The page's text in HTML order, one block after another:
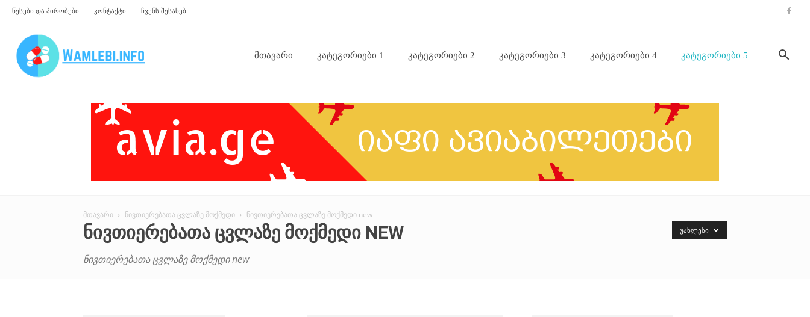
წესები და პირობები კონტაქტი ჩვენს შესახებ
Მთავარი Კატეგორიები 1 Კატეგორიები 2 Კატეგორიები 3 Კატეგორიები 4 Კატეგორიები 5
მთავარი ნივთიერებათა ცვლაზე მოქმედი ნივთიერებათა ცვლაზე მოქმედი new
ᲜᲘᲕᲗᲘᲔᲠᲔᲑᲐᲗᲐ ᲪᲕᲚᲐᲖᲔ ᲛᲝᲥᲛᲔᲓᲘ NEW
ნივთიერებათა ცვლაზე მოქმედი new
ᲣᲐᲮᲚᲔᲡᲘ